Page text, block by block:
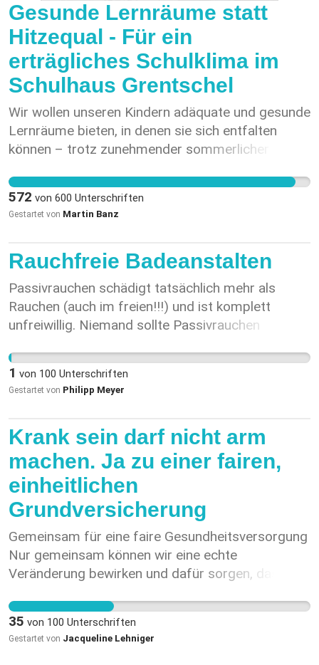
Gesunde Lernräume statt
Hitzequal - Für ein
erträgliches Schulklima im
Schulhaus Grentschel
Wir wollen unseren Kindern adäquate und gesunde
Lernräume bieten, in denen sie sich entfalten
können – trotz zunehmender sommerlicher
572 von 600 Unterschriften
Gestartet von Martin Banz
Rauchfreie Badeanstalten
Passivrauchen schädigt tatsächlich mehr als
Rauchen (auch im freien!!!) und ist komplett
unfreiwillig. Niemand sollte Passivrauchen
Mitbürger wären dem Rauchen weniger
ausgesetzt und würden weniger davon
beeinflusst. Die Gesundheit und das Wohlergehen
werden, werden zusätzlich gestärkt! Rauchen ist
weiterhin in raucherbereichen möglich.
1 von 100 Unterschriften
Gestartet von Philipp Meyer
Krank sein darf nicht arm
machen. Ja zu einer fairen,
einheitlichen
Grundversicherung
Gemeinsam für eine faire Gesundheitsversorgung
Nur gemeinsam können wir eine echte
Veränderung bewirken und dafür sorgen, dass
Menschen wissen bald nicht mehr, wie sie die
ständig steigenden Krankenkassenprämien
bezahlen sollen. Jahr für Jahr steigen die Kosten
35 von 100 Unterschriften
Gestartet von Jacqueline Lehniger